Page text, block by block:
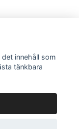
innehåll som
tänkbara